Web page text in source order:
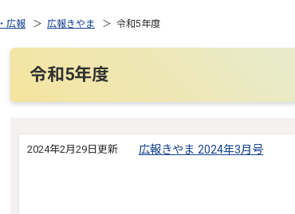
広報 ＞ 広報きやま ＞ 令和5年度
令和5年度
2024年2月29日更新 広報きやま 2024年3月号